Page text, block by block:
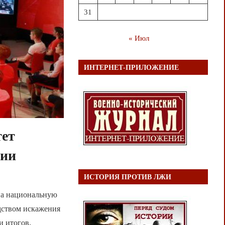
национальную
искажения
итогов.
31
« Июл
ИНТЕРНЕТ-ПРИЛОЖЕНИЕ
ИСТОРИЯ ПРОТИВ ЛЖИ